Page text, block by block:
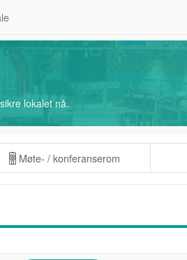
lokalet nå.
Møte- / konferanserom